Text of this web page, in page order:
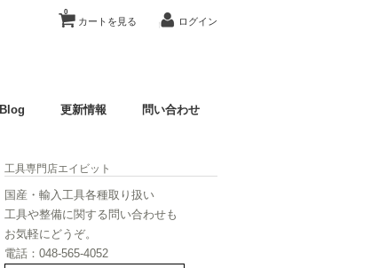
カートを見る
0
ログイン
Blog 更新情報 問い合わせ
工具専門店エイビット
国産・輸入工具各種取り扱い
工具や整備に関する問い合わせも
お気軽にどうぞ。
電話：048-565-4052